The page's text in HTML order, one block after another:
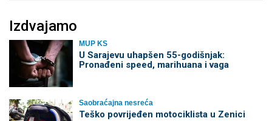
Izdvajamo
MUP KS
U Sarajevu uhapšen 55-godišnjak:
Pronađeni speed, marihuana i vaga
Saobraćajna nesreća
Teško povrijeđen motociklista u Zenici